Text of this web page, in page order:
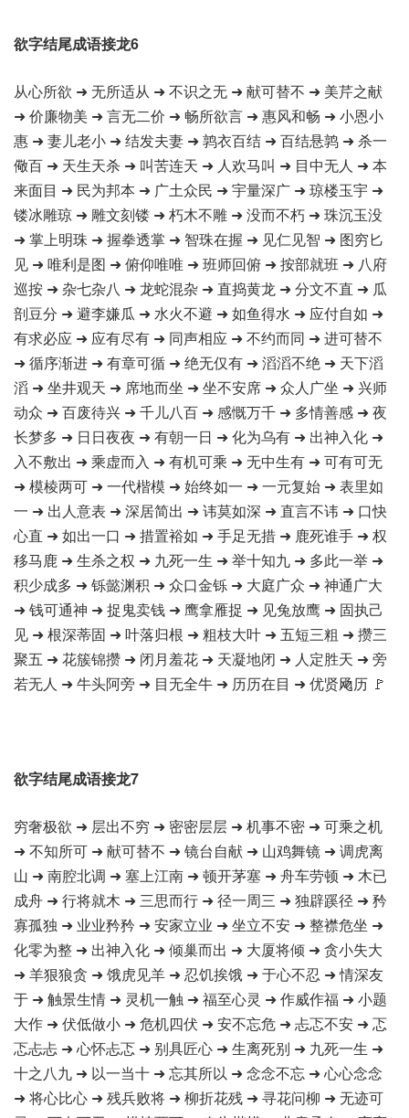
欲字结尾成语接龙6
从心所欲 ➜ 无所适从 ➜ 不识之无 ➜ 献可替不 ➜ 美芹之献
➜ 价廉物美 ➜ 言无二价 ➜ 畅所欲言 ➜ 惠风和畅 ➜ 小恩小
惠 ➜ 妻儿老小 ➜ 结发夫妻 ➜ 鹑衣百结 ➜ 百结悬鹑 ➜ 杀一
儆百 ➜ 天生天杀 ➜ 叫苦连天 ➜ 人欢马叫 ➜ 目中无人 ➜ 本
来面目 ➜ 民为邦本 ➜ 广土众民 ➜ 宇量深广 ➜ 琼楼玉宇 ➜
镂冰雕琼 ➜ 雕文刻镂 ➜ 朽木不雕 ➜ 没而不朽 ➜ 珠沉玉没
➜ 掌上明珠 ➜ 握拳透掌 ➜ 智珠在握 ➜ 见仁见智 ➜ 图穷匕
见 ➜ 唯利是图 ➜ 俯仰唯唯 ➜ 班师回俯 ➜ 按部就班 ➜ 八府
巡按 ➜ 杂七杂八 ➜ 龙蛇混杂 ➜ 直捣黄龙 ➜ 分文不直 ➜ 瓜
剖豆分 ➜ 避李嫌瓜 ➜ 水火不避 ➜ 如鱼得水 ➜ 应付自如 ➜
有求必应 ➜ 应有尽有 ➜ 同声相应 ➜ 不约而同 ➜ 进可替不
➜ 循序渐进 ➜ 有章可循 ➜ 绝无仅有 ➜ 滔滔不绝 ➜ 天下滔
滔 ➜ 坐井观天 ➜ 席地而坐 ➜ 坐不安席 ➜ 众人广坐 ➜ 兴师
动众 ➜ 百废待兴 ➜ 千儿八百 ➜ 感慨万千 ➜ 多情善感 ➜ 夜
长梦多 ➜ 日日夜夜 ➜ 有朝一日 ➜ 化为乌有 ➜ 出神入化 ➜
入不敷出 ➜ 乘虚而入 ➜ 有机可乘 ➜ 无中生有 ➜ 可有可无
➜ 模棱两可 ➜ 一代楷模 ➜ 始终如一 ➜ 一元复始 ➜ 表里如
一 ➜ 出人意表 ➜ 深居简出 ➜ 讳莫如深 ➜ 直言不讳 ➜ 口快
心直 ➜ 如出一口 ➜ 措置裕如 ➜ 手足无措 ➜ 鹿死谁手 ➜ 权
移马鹿 ➜ 生杀之权 ➜ 九死一生 ➜ 举十知九 ➜ 多此一举 ➜
积少成多 ➜ 铄懿渊积 ➜ 众口金铄 ➜ 大庭广众 ➜ 神通广大
➜ 钱可通神 ➜ 捉鬼卖钱 ➜ 鹰拿雁捉 ➜ 见兔放鹰 ➜ 固执己
见 ➜ 根深蒂固 ➜ 叶落归根 ➜ 粗枝大叶 ➜ 五短三粗 ➜ 攒三
聚五 ➜ 花簇锦攒 ➜ 闭月羞花 ➜ 天凝地闭 ➜ 人定胜天 ➜ 旁
若无人 ➜ 牛头阿旁 ➜ 目无全牛 ➜ 历历在目 ➜ 优贤飏历 🚩
欲字结尾成语接龙7
穷奢极欲 ➜ 层出不穷 ➜ 密密层层 ➜ 机事不密 ➜ 可乘之机
➜ 不知所可 ➜ 献可替不 ➜ 镜台自献 ➜ 山鸡舞镜 ➜ 调虎离
山 ➜ 南腔北调 ➜ 塞上江南 ➜ 顿开茅塞 ➜ 舟车劳顿 ➜ 木已
成舟 ➜ 行将就木 ➜ 三思而行 ➜ 径一周三 ➜ 独辟蹊径 ➜ 矜
寡孤独 ➜ 业业矜矜 ➜ 安家立业 ➜ 坐立不安 ➜ 整襟危坐 ➜
化零为整 ➜ 出神入化 ➜ 倾巢而出 ➜ 大厦将倾 ➜ 贪小失大
➜ 羊狠狼贪 ➜ 饿虎见羊 ➜ 忍饥挨饿 ➜ 于心不忍 ➜ 情深友
于 ➜ 触景生情 ➜ 灵机一触 ➜ 福至心灵 ➜ 作威作福 ➜ 小题
大作 ➜ 伏低做小 ➜ 危机四伏 ➜ 安不忘危 ➜ 忐忑不安 ➜ 忑
忑忐忐 ➜ 心怀忐忑 ➜ 别具匠心 ➜ 生离死别 ➜ 九死一生 ➜
十之八九 ➜ 以一当十 ➜ 忘其所以 ➜ 念念不忘 ➜ 心心念念
➜ 将心比心 ➜ 残兵败将 ➜ 柳折花残 ➜ 寻花问柳 ➜ 无迹可